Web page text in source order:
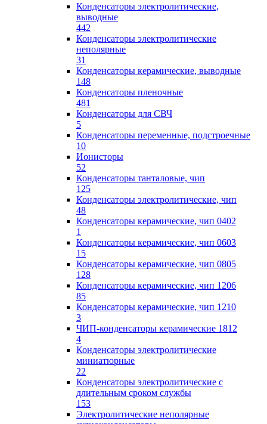
Конденсаторы электролитические,
выводные
442
Конденсаторы электролитические
неполярные
31
Конденсаторы керамические, выводные
148
Конденсаторы пленочные
481
Конденсаторы для СВЧ
5
Конденсаторы переменные, подстроечные
10
Ионисторы
52
Конденсаторы танталовые, чип
125
Конденсаторы электролитические, чип
48
Конденсаторы керамические, чип 0402
1
Конденсаторы керамические, чип 0603
15
Конденсаторы керамические, чип 0805
128
Конденсаторы керамические, чип 1206
85
Конденсаторы керамические, чип 1210
3
ЧИП-конденсаторы керамические 1812
4
Конденсаторы электролитические
миниатюрные
22
Конденсаторы электролитические с
длительным сроком службы
153
Электролитические неполярные